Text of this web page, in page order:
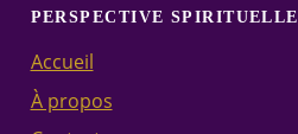
PERSPECTIVE SPIRITUELLE
Accueil
À propos